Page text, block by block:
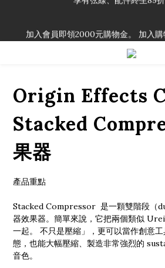
享有弦線、配件終生89折
「一生弦命！」單筆購買弦線、配件滿
Origin Effects
Stacked
果器
產品重點
Stacked Compressor  是一顆雙階段（
器效果器。簡單來說，它把兩個類似
一起。 不只是壓縮」，更可以當作創意
態，也能大幅壓縮、製造非常強烈的
音色。